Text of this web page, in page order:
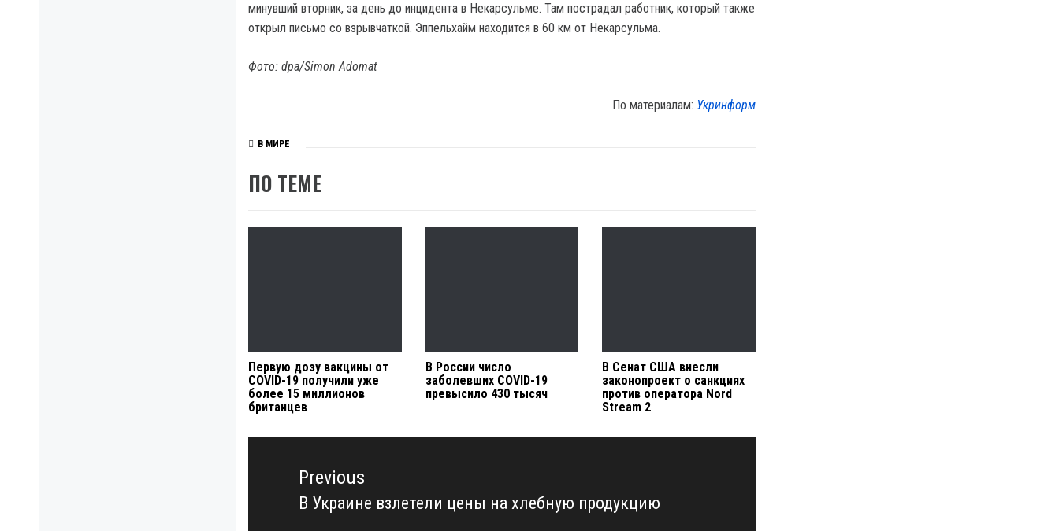
минувший вторник, за день до инцидента в Некарсульме. Там пострадал работник, который также
открыл письмо со взрывчаткой. Эппельхайм находится в 60 км от Некарсульма.
Фото: dpa/Simon Adomat
По материалам: Укринформ
В МИРЕ
ПО ТЕМЕ
Первую дозу вакцины от
COVID-19 получили уже
более 15 миллионов
британцев
В России число
заболевших COVID-19
превысило 430 тысяч
В Сенат США внесли
законопроект о санкциях
против оператора Nord
Stream 2
Навигация
записямPrevious
Previous
В Украине взлетели цены на хлебную продукцию